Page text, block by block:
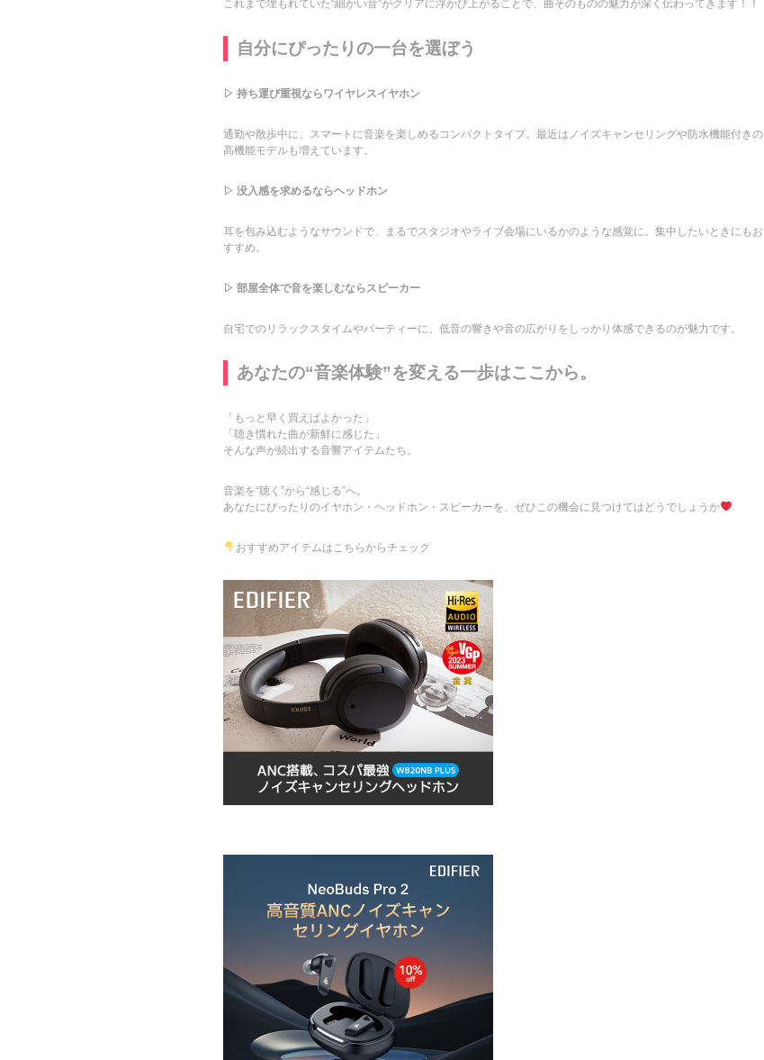
これまで埋もれていた“細かい音”がクリアに浮かび上がることで、曲そのものの魅力が深く伝わってきます！！
自分にぴったりの一台を選ぼう
▷ 持ち運び重視ならワイヤレスイヤホン
通勤や散歩中に、スマートに音楽を楽しめるコンパクトタイプ。最近はノイズキャンセリングや防水機能付きの
高機能モデルも増えています。
▷ 没入感を求めるならヘッドホン
耳を包み込むようなサウンドで、まるでスタジオやライブ会場にいるかのような感覚に。集中したいときにもお
すすめ。
▷ 部屋全体で音を楽しむならスピーカー
自宅でのリラックスタイムやパーティーに。低音の響きや音の広がりをしっかり体感できるのが魅力です。
あなたの“音楽体験”を変える一歩はここから。
「もっと早く買えばよかった」
「聴き慣れた曲が新鮮に感じた」
そんな声が続出する音響アイテムたち。
音楽を“聴く”から“感じる”へ。
あなたにぴったりのイヤホン・ヘッドホン・スピーカーを、ぜひこの機会に見つけてはどうでしょうか
おすすめアイテムはこちらからチェック